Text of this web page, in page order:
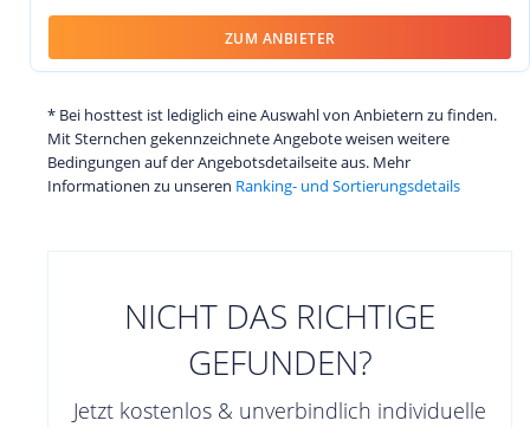
ZUM ANBIETER
* Bei hosttest ist lediglich eine Auswahl von Anbietern zu finden.
Mit Sternchen gekennzeichnete Angebote weisen weitere
Bedingungen auf der Angebotsdetailseite aus. Mehr
Informationen zu unseren Ranking- und Sortierungsdetails
NICHT DAS RICHTIGE
GEFUNDEN?
Jetzt kostenlos & unverbindlich individuelle